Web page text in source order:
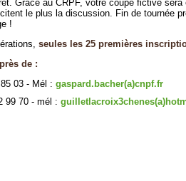
Grâce au CRPF, votre coupe fictive
le plus la discussion. Fin de tournée
!
seules les 25 premières
de :
03 - Mél : gaspard.bacher(a)cnpf.fr
99 70 - mél :